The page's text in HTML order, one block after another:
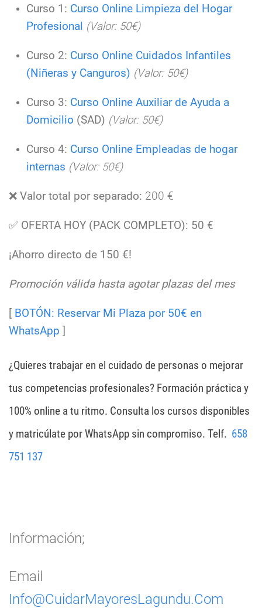
Curso 1: Curso Online Limpieza del Hogar
Profesional (Valor: 50€)
Curso 2: Curso Online Cuidados Infantiles
(Niñeras y Canguros) (Valor: 50€)
Curso 3: Curso Online Auxiliar de Ayuda a
Domicilio (SAD) (Valor: 50€)
Curso 4: Curso Online Empleadas de hogar
internas (Valor: 50€)
❌ Valor total por separado: 200 €
✅ OFERTA HOY (PACK COMPLETO): 50 €
¡Ahorro directo de 150 €!
Promoción válida hasta agotar plazas del mes
[ BOTÓN: Reservar Mi Plaza por 50€ en
WhatsApp ]
¿Quieres trabajar en el cuidado de personas o mejorar
tus competencias profesionales? Formación práctica y
100% online a tu ritmo. Consulta los cursos disponibles
y matricúlate por WhatsApp sin compromiso. Telf. 658
751 137
Información;
Email
Info@CuidarMayoresLagundu.Com